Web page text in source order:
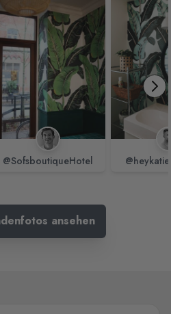
@SofsboutiqueHotel
ansehen